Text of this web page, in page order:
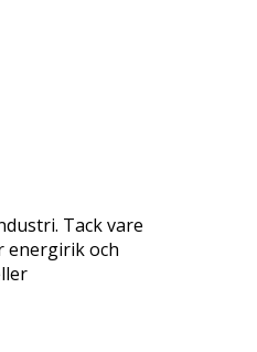
Tack vare
energirik och